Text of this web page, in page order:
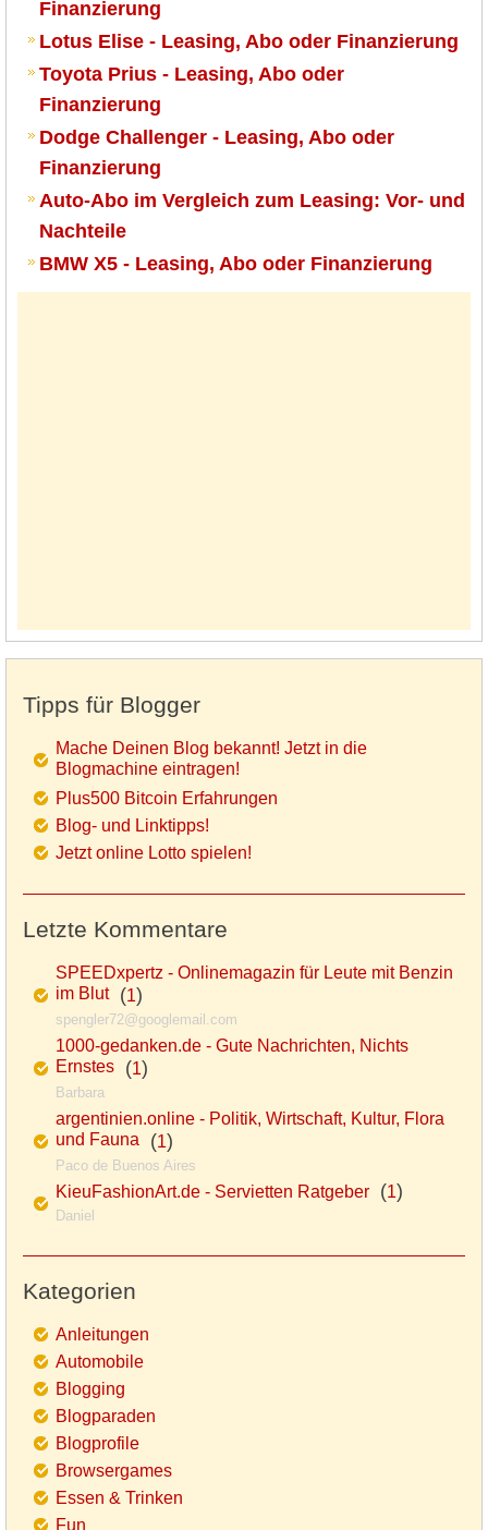
Finanzierung
Lotus Elise - Leasing, Abo oder Finanzierung
Toyota Prius - Leasing, Abo oder
Finanzierung
Dodge Challenger - Leasing, Abo oder
Finanzierung
Auto-Abo im Vergleich zum Leasing: Vor- und
Nachteile
BMW X5 - Leasing, Abo oder Finanzierung
Tipps für Blogger
Mache Deinen Blog bekannt! Jetzt in die
Blogmachine eintragen!
Plus500 Bitcoin Erfahrungen
Blog- und Linktipps!
Jetzt online Lotto spielen!
Letzte Kommentare
SPEEDxpertz - Onlinemagazin für Leute mit Benzin
im Blut(1)
spengler72@googlemail.com
1000-gedanken.de - Gute Nachrichten, Nichts
Ernstes (1)
Barbara
argentinien.online - Politik, Wirtschaft, Kultur, Flora
und Fauna (1)
Paco de Buenos Aires
KieuFashionArt.de - Servietten Ratgeber (1)
Daniel
Kategorien
Anleitungen
Automobile
Blogging
Blogparaden
Blogprofile
Browsergames
Essen & Trinken
Fun